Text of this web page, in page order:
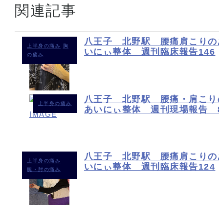
関連記事
上半身の痛み
胸
の痛み
八王子 北野駅 腰痛肩こりの
いにぃ整体 週刊臨床報告146
上半身の痛み
八王子 北野駅 腰痛・肩こり
あいにぃ整体 週刊現場報告
上半身の痛み
腕・肘の痛み
八王子 北野駅 腰痛肩こりの
いにぃ整体 週刊臨床報告124